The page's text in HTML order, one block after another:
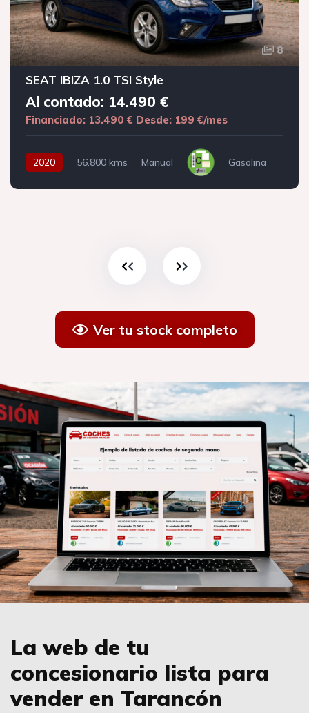
8
SEAT IBIZA 1.0 TSI Style
Al contado: 14.490 €
Financiado: 13.490 € Desde: 199 €/mes
2020 56.800 kms Manual Gasolina
Ver tu stock completo
La web de tu
concesionario lista para
vender en Tarancón